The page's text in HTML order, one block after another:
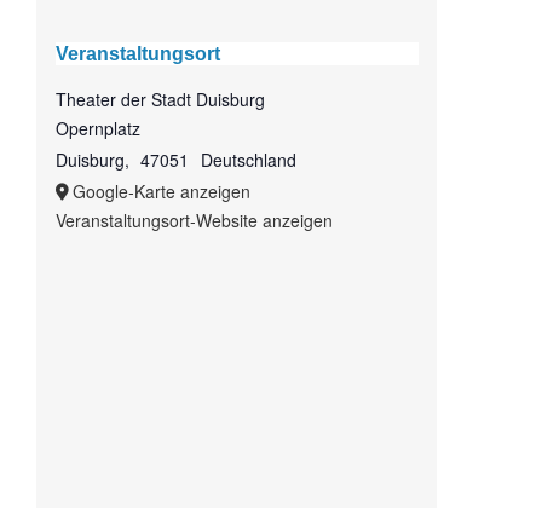
Veranstaltungsort
Theater der Stadt Duisburg
Opernplatz
Duisburg, 47051
Deutschland
Google-Karte anzeigen
Veranstaltungsort-Website anzeigen